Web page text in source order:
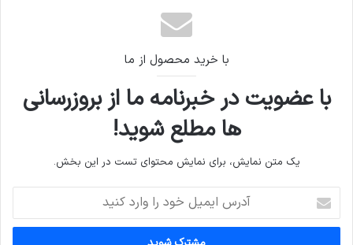
با خرید محصول از ما
با عضویت در خبرنامه ما از بروزرسانی
ها مطلع شوید!
یک متن نمایش، برای نمایش محتوای تست در این بخش.
ایمیل
خود